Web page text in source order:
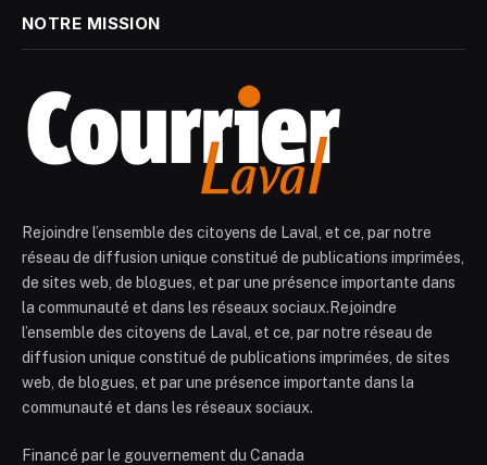
NOTRE MISSION
Rejoindre l’ensemble des citoyens de Laval, et ce, par notre
réseau de diffusion unique constitué de publications imprimées,
de sites web, de blogues, et par une présence importante dans
la communauté et dans les réseaux sociaux.Rejoindre
l’ensemble des citoyens de Laval, et ce, par notre réseau de
diffusion unique constitué de publications imprimées, de sites
web, de blogues, et par une présence importante dans la
communauté et dans les réseaux sociaux.
Financé par le gouvernement du Canada